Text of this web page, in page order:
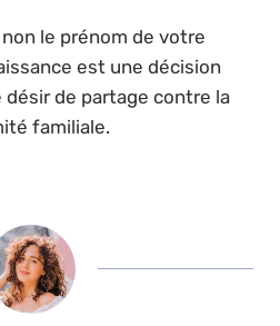
le prénom de votre
est une décision
de partage contre la
familiale.